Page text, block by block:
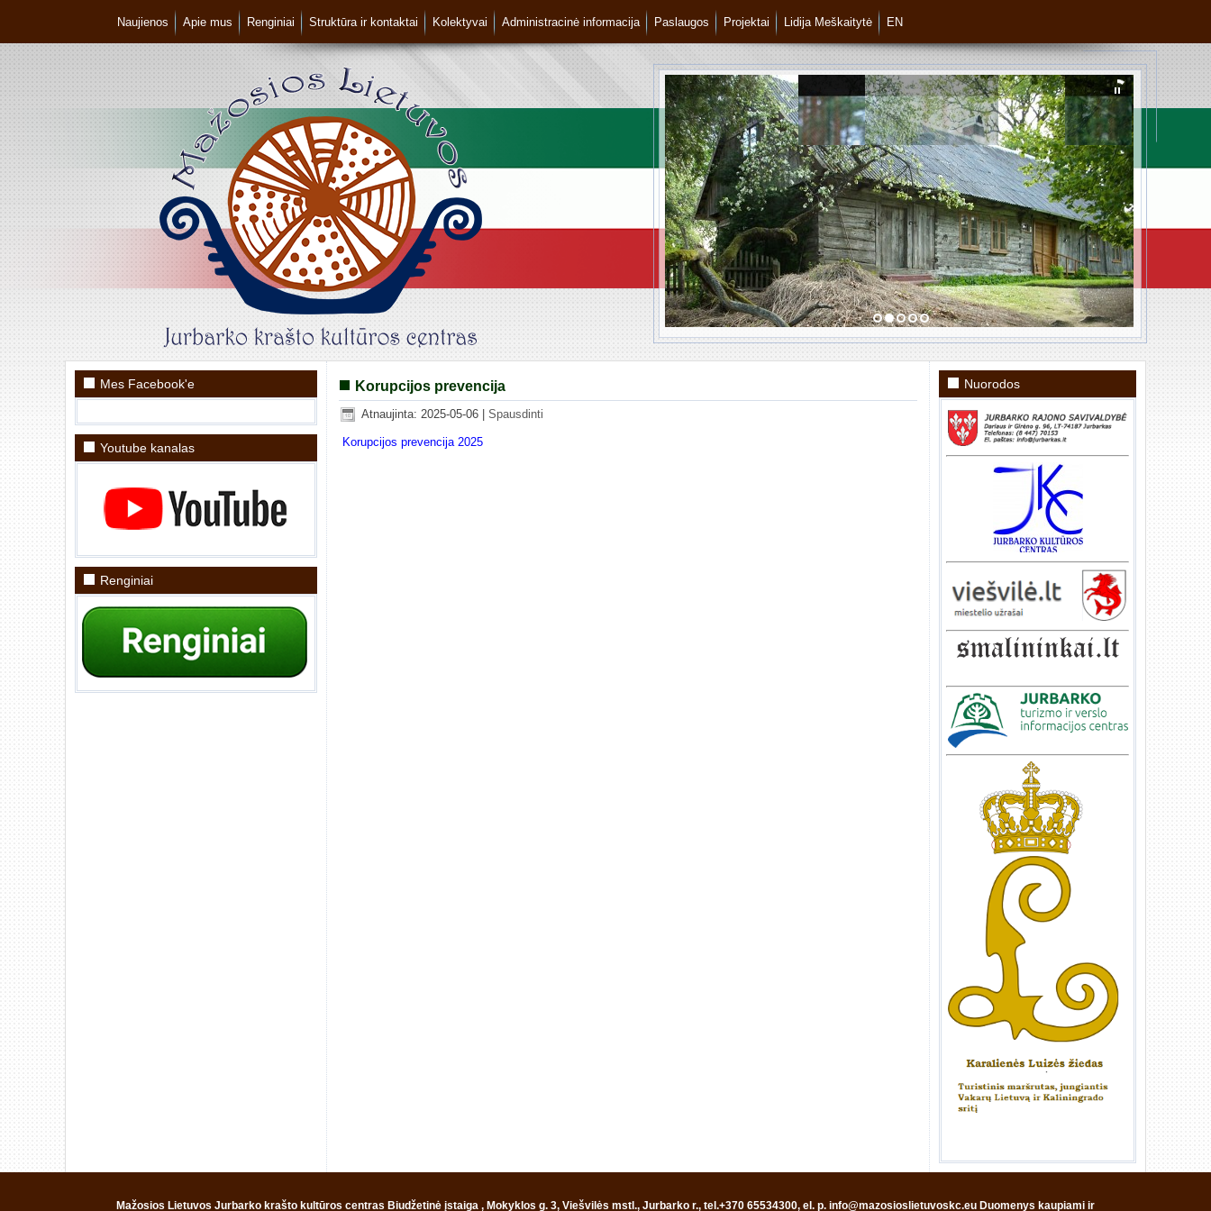
Naujienos Apie mus Renginiai Struktūra ir kontaktai Kolektyvai Administracinė informacija Paslaugos Projektai Lidija Meškaitytė EN
Mes Facebook'e
Youtube kanalas
Renginiai
Korupcijos prevencija
Atnaujinta: 2025-05-06 Spausdinti
Korupcijos prevencija 2025
Nuorodos
Mažosios Lietuvos Jurbarko krašto kultūros centras Biudžetinė įstaiga , Mokyklos g. 3, Viešvilės mstl., Jurbarko r., tel.+370 65534300, el. p. info@mazosioslietuvoskc.eu Duomenys kaupiami ir